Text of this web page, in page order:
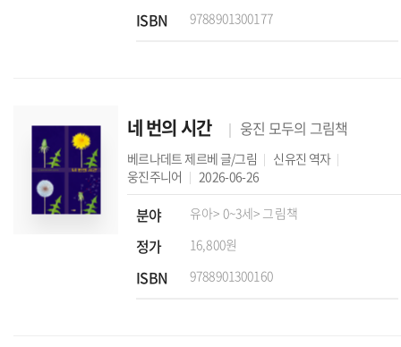
ISBN 9788901300177
네 번의 시간 웅진 모두의 그림책
베르나데트 제르베 글/그림 신유진 역자
웅진주니어
2026-06-26
분야 유아> 0~3세> 그림책
정가 16,800원
ISBN 9788901300160